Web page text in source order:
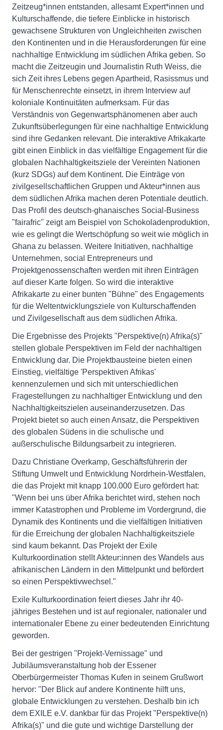
Zeitzeug*innen entstanden, allesamt Expert*innen und
Kulturschaffende, die tiefere Einblicke in historisch
gewachsene Strukturen von Ungleichheiten zwischen
den Kontinenten und in die Herausforderungen für eine
nachhaltige Entwicklung im südlichen Afrika geben. So
macht die Zeitzeugin und Journalistin Ruth Weiss, die
sich Zeit ihres Lebens gegen Apartheid, Rasissmus und
für Menschenrechte einsetzt, in ihrem Interview auf
koloniale Kontinuitäten aufmerksam. Für das
Verständnis von Gegenwartsphänomenen aber auch
Zukunftsüberlegungen für eine nachhaltige Entwicklung
sind ihre Gedanken relevant. Die interaktive Afrikakarte
gibt einen Einblick in das vielfältige Engagement für die
globalen Nachhaltigkeitsziele der Vereinten Nationen
(kurz SDGs) auf dem Kontinent. Die Einträge von
zivilgesellschaftlichen Gruppen und Akteur*innen aus
dem südlichen Afrika machen deren Potentiale deutlich.
Das Profil des deutsch-ghanaisches Social-Business
"fairafric" zeigt am Beispiel von Schokoladenproduktion,
wie es gelingt die Wertschöpfung so weit wie möglich in
Ghana zu belassen. Weitere Initiativen, nachhaltige
Unternehmen, social Entrepreneurs und
Projektgenossenschaften werden mit ihren Einträgen
auf dieser Karte folgen. So wird die interaktive
Afrikakarte zu einer bunten "Bühne" des Engagements
für die Weltentwicklungsziele von Kulturschaffenden
und Zivilgesellschaft aus dem südlichen Afrika.
Die Ergebnisse des Projekts "Perspektive(n) Afrika(s)"
stellen globale Perspektiven im Feld der nachhaltigen
Entwicklung dar. Die Projektbausteine bieten einen
Einstieg, vielfältige 'Perspektiven Afrikas'
kennenzulernen und sich mit unterschiedlichen
Fragestellungen zu nachhaltiger Entwicklung und den
Nachhaltigkeitszielen auseinanderzusetzen. Das
Projekt bietet so auch einen Ansatz, die Perspektiven
des globalen Südens in die schulische und
außerschulische Bildungsarbeit zu integrieren.
Dazu Christiane Overkamp, Geschäftsführerin der
Stiftung Umwelt und Entwicklung Nordrhein-Westfalen,
die das Projekt mit knapp 100.000 Euro gefördert hat:
"Wenn bei uns über Afrika berichtet wird, stehen noch
immer Katastrophen und Probleme im Vordergrund, die
Dynamik des Kontinents und die vielfältigen Initiativen
für die Erreichung der globalen Nachhaltigkeitsziele
sind kaum bekannt. Das Projekt der Exile
Kulturkoordination stellt Akteur:innen des Wandels aus
afrikanischen Ländern in den Mittelpunkt und befördert
so einen Perspektivwechsel."
Exile Kulturkoordination feiert dieses Jahr ihr 40-
jähriges Bestehen und ist auf regionaler, nationaler und
internationaler Ebene zu einer bedeutenden Einrichtung
geworden.
Bei der gestrigen "Projekt-Vernissage" und
Jubiläumsveranstaltung hob der Essener
Oberbürgermeister Thomas Kufen in seinem Grußwort
hervor: "Der Blick auf andere Kontinente hilft uns,
globale Entwicklungen zu verstehen. Deshalb bin ich
dem EXILE e.V. dankbar für das Projekt "Perspektive(n)
Afrika(s)" und die gute und wichtige Darstellung der